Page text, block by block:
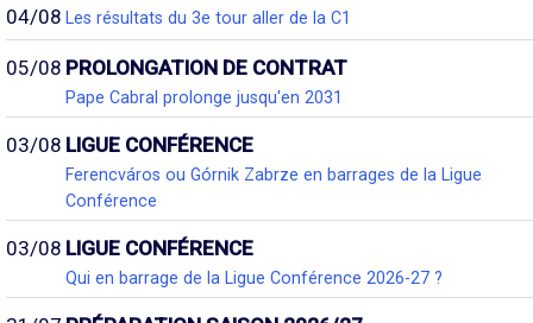
04/08
Les résultats du 3e tour aller de la C1
05/08 PROLONGATION DE CONTRAT
Pape Cabral prolonge jusqu'en 2031
03/08 LIGUE CONFÉRENCE
Ferencváros ou Górnik Zabrze en barrages de la Ligue
Conférence
03/08 LIGUE CONFÉRENCE
Qui en barrage de la Ligue Conférence 2026-27 ?